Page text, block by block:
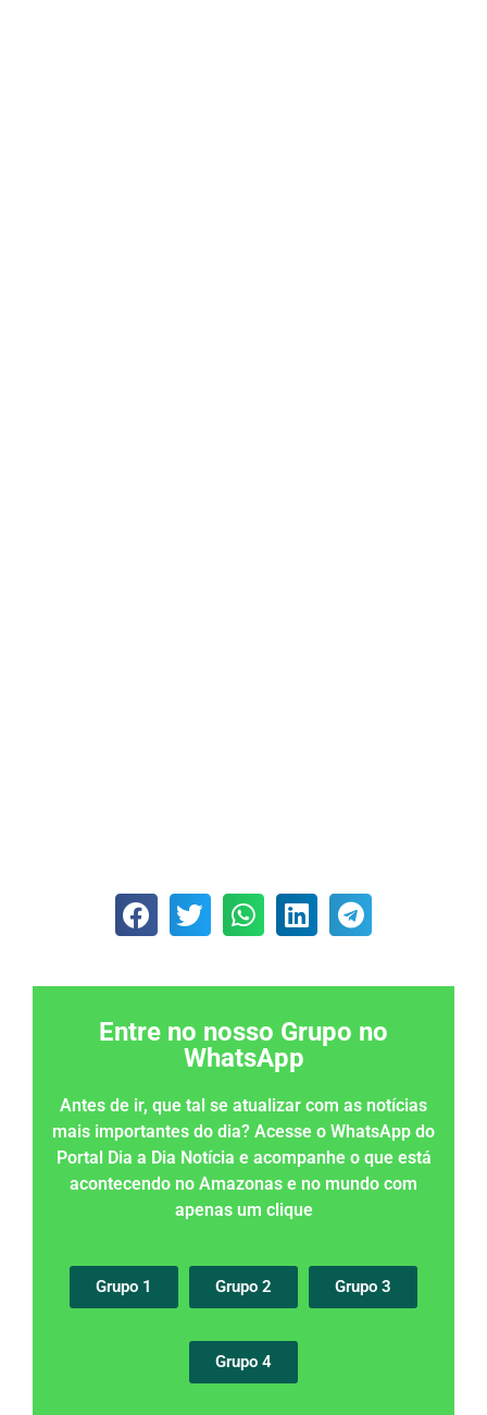
Entre no nosso Grupo no
WhatsApp
Antes de ir, que tal se atualizar com as notícias
mais importantes do dia? Acesse o WhatsApp do
Portal Dia a Dia Notícia e acompanhe o que está
acontecendo no Amazonas e no mundo com
apenas um clique
Grupo 1 Grupo 2 Grupo 3
Grupo 4